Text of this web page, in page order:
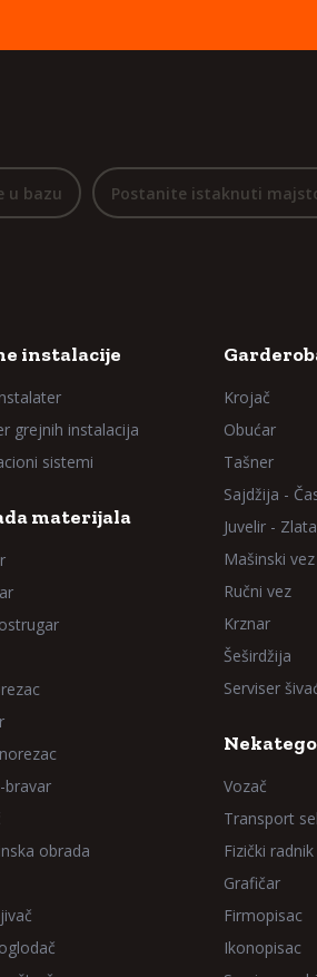
u bazu Postanite istaknuti
instalacije
grejnih instalacija
sistemi
materijala
bravar
obrada
Krojač
Obućar
Tašner
Sajdžija -
Juvelir -
Mašinski vez
Ručni vez
Krznar
Šeširdžija
Serviser
Vozač
Transport
Fizički radnik
Grafičar
Firmopisac
Ikonopisac